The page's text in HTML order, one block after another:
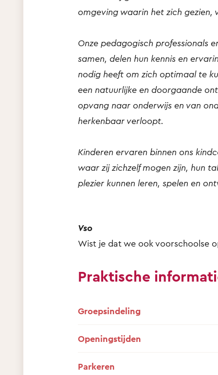
omgeving waarin het zich
Onze pedagogisch professionals
samen, delen hun kennis en
nodig heeft om zich optimaal te
een natuurlijke en doorgaande
opvang naar onderwijs en van
herkenbaar verloopt.
Kinderen ervaren binnen ons
waar zij zichzelf mogen zijn, hun
plezier kunnen leren, spelen en
Vso
Wist je dat we ook voorschoolse
Praktische
Groepsindeling
Openingstijden
Parkeren